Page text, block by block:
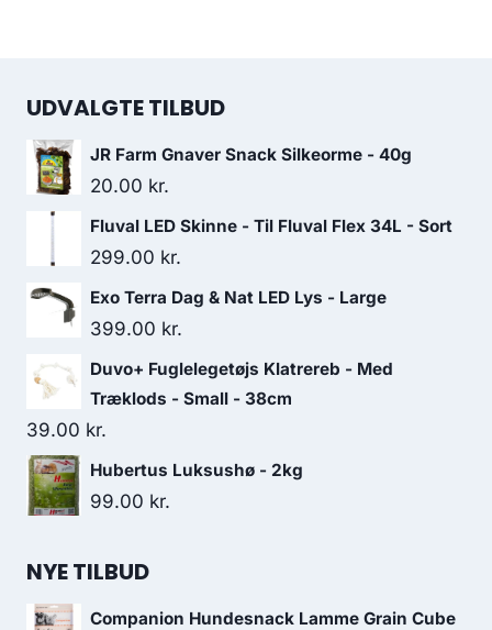
UDVALGTE TILBUD
JR Farm Gnaver Snack Silkeorme - 40g
20.00 kr.
Fluval LED Skinne - Til Fluval Flex 34L - Sort
299.00 kr.
Exo Terra Dag & Nat LED Lys - Large
399.00 kr.
Duvo+ Fuglelegetøjs Klatrereb - Med
Træklods - Small - 38cm
39.00 kr.
Hubertus Luksushø - 2kg
99.00 kr.
NYE TILBUD
Companion Hundesnack Lamme Grain Cube